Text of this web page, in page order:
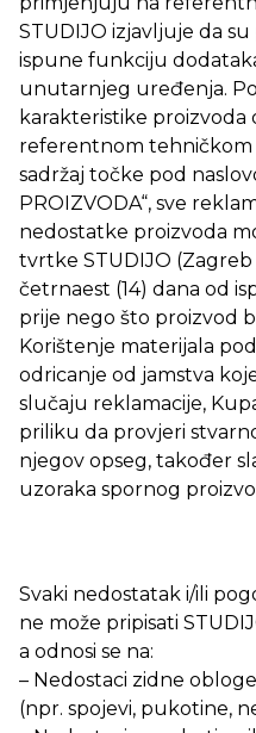
STUDIJO izjavljuje da
ispune funkciju
unutarnjeg uređenja.
karakteristike proizvoda
referentnom tehničkom
sadržaj točke pod
PROIZVODA“, sve
nedostatke proizvoda
tvrtke STUDIJO
četrnaest (14) dana od
prije nego što proizvod
Korištenje materijala
odricanje od jamstva
slučaju reklamacije,
priliku da provjeri
njegov opseg, također
uzoraka spornog
Svaki nedostatak i/ili
ne može pripisati
a odnosi se na:
– Nedostaci zidne
(npr. spojevi, pukotine,